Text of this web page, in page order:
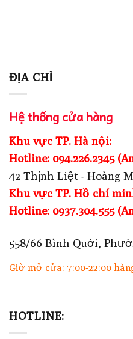
ĐỊA CHỈ
Hệ thống cửa hàng
Khu vực TP. Hà nội:
Hotline: 094.226.2345
42 Thịnh Liệt - Hoàng
Khu vực TP. Hồ chí
Hotline: 0937.304.555
558/66 Bình Quới,
Giờ mở cửa: 7:00-22:00
HOTLINE: